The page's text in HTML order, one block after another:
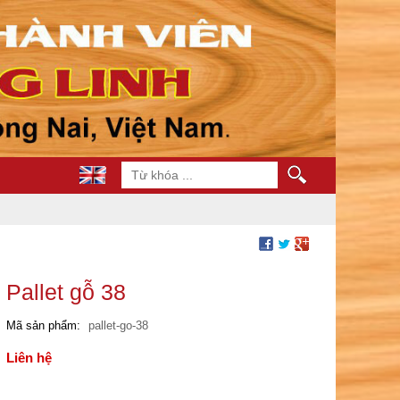
Pallet gỗ 38
Mã sản phẩm pallet-go-38
Liên hệ